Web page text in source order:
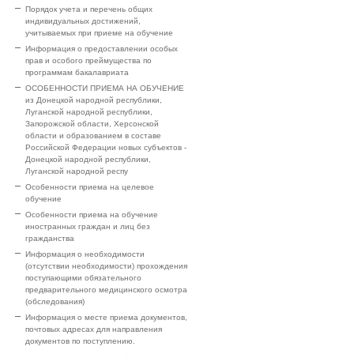
Порядок учета и перечень общих
индивидуальных достижений,
учитываемых при приеме на обучение
Информация о предоставлении особых
прав и особого преймущества по
программам бакалавриата
ОСОБЕННОСТИ ПРИЕМА НА ОБУЧЕНИЕ
из Донецкой народной республики,
Луганской народной республики,
Запорожской области, Херсонской
области и образованием в составе
Российской Федерации новых субъектов -
Донецкой народной республики,
Луганской народной респу
Особенности приема на целевое
обучение
Особенности приема на обучение
иностранных граждан и лиц без
гражданства
Информация о необходимости
(отсутствии необходимости) прохождения
поступающими обязательного
предварительного медицинского осмотра
(обследования)
Информация о месте приема документов,
почтовых адресах для направления
документов по поступлению.